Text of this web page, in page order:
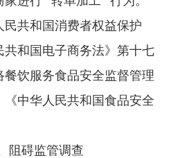
共和国消费者权益保护
和国电子商务法》第十七
饮服务食品安全监督管理
中华人民共和国食品安全
阻碍监管调查